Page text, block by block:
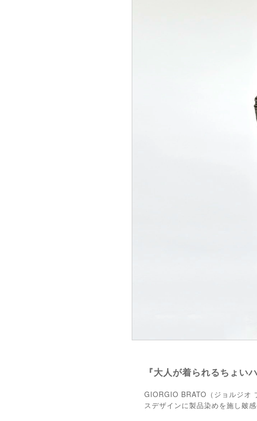
『大人が着られるちょい
GIORGIO BRATO（ジョルジオ
スデザインに製品染めを施し皴